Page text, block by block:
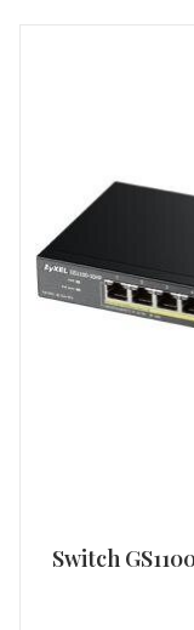
Switch